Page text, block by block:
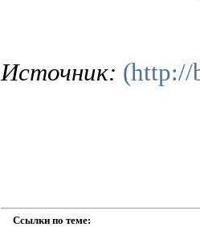
Источник: (http://
Ссылки по теме: